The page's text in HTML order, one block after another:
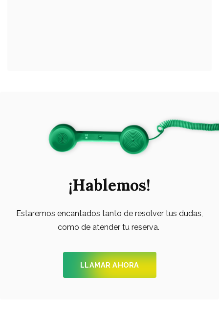
¡Hablemos!
Estaremos encantados tanto de resolver tus dudas,
como de atender tu reserva.
LLAMAR AHORA